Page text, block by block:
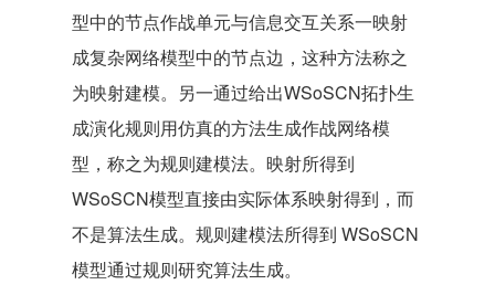
型中的节点作战单元与信息交互关系一映射
成复杂网络模型中的节点边，这种方法称之
为映射建模。另一通过给出WSoSCN拓扑生
成演化规则用仿真的方法生成作战网络模
型，称之为规则建模法。映射所得到
WSoSCN模型直接由实际体系映射得到，而
不是算法生成。规则建模法所得到 WSoSCN
模型通过规则研究算法生成。